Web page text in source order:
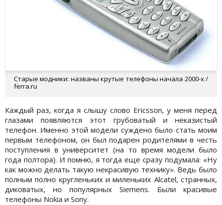
Старые модники: названы крутые телефоны начала 2000-х /
ferra.ru
Каждый раз, когда я слышу слово Ericsson, у меня перед
глазами появляются этот грубоватый и неказистый
телефон. Именно этой модели суждено было стать моим
первым телефоном, он был подарен родителями в честь
поступления в университет (на то время модели было
года полтора). И помню, я тогда еще сразу подумала: «Ну
как можно делать такую некрасивую технику». Ведь было
полным полно кругленьких и миленьких Alcatel, странных,
диковатых, но популярных Siemens. Были красивые
телефоны Nokia и Sony.